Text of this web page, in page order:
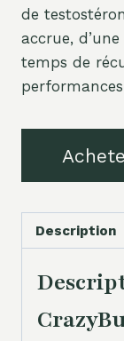
de
accrue,
temps de
Description